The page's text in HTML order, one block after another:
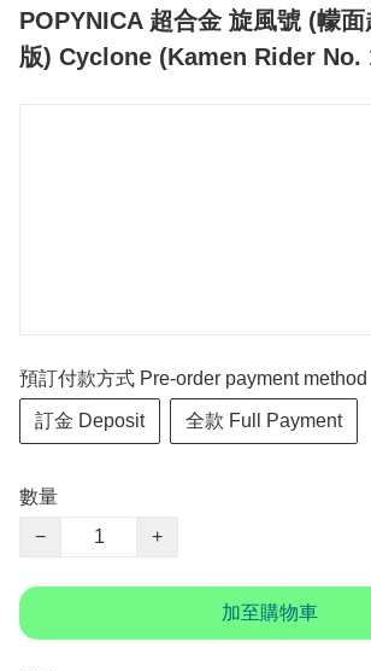
POPYNICA 超合金 旋風號 (幪
版) Cyclone (Kamen Rider No.
預訂付款方式 Pre-order payment method
訂金 Deposit 全款 Full Payment
數量
−
+
加至購物車